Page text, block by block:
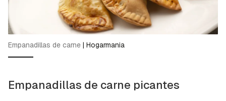
Empanadillas de carne | Hogarmania
Empanadillas de carne picantes